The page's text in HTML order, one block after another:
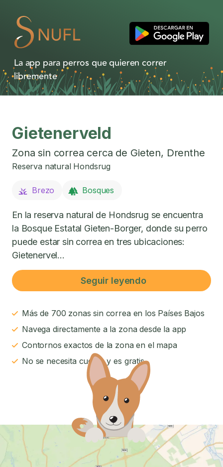
La app para perros que quieren correr
libremente
Gietenerveld
Zona sin correa cerca de Gieten, Drenthe
Reserva natural Hondsrug
Brezo Bosques
En la reserva natural de Hondsrug se encuentra
la Bosque Estatal Gieten-Borger, donde su perro
puede estar sin correa en tres ubicaciones:
Gietenervel...
Seguir leyendo
Más de 700 zonas sin correa en los Países Bajos
Navega directamente a la zona desde la app
Contornos exactos de la zona en el mapa
No se necesita cuenta y es gratis